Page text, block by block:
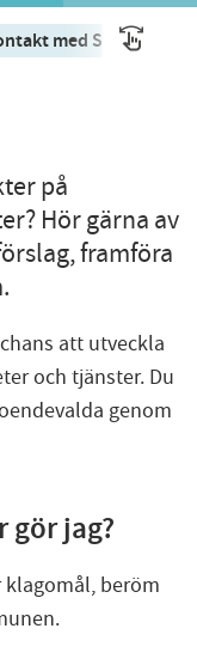
med Skövde
på
Hör gärna av
framföra
att utveckla
och tjänster. Du
genom
gör jag?
beröm